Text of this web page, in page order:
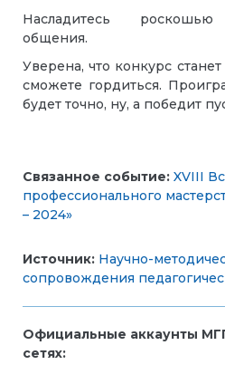
Насладитесь роскошью
общения.
Уверена, что конкурс
сможете гордиться.
будет точно, ну, а победит
Связанное событие: XVIII
профессионального
– 2024»
Источник: Научно-
сопровождения
Официальные аккаунты
сетях: